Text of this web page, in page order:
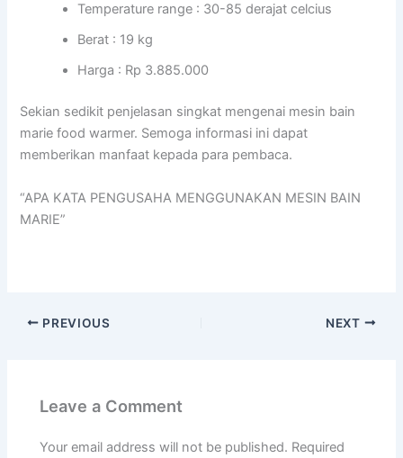
Temperature range : 30-85 derajat celcius
Berat : 19 kg
Harga : Rp 3.885.000
Sekian sedikit penjelasan singkat mengenai mesin bain
marie food warmer. Semoga informasi ini dapat
memberikan manfaat kepada para pembaca.
“APA KATA PENGUSAHA MENGGUNAKAN MESIN BAIN
MARIE”
PREVIOUS NEXT
Leave a Comment
Your email address will not be published. Required